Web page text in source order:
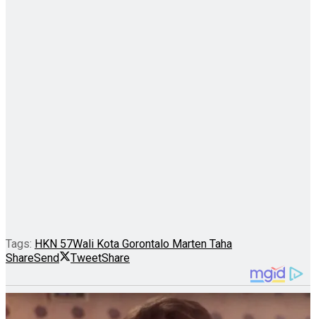
Tags: HKN 57Wali Kota Gorontalo Marten Taha
ShareSend TweetShare